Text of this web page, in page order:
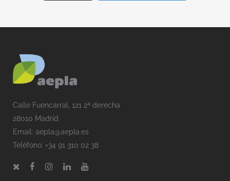
Calle Fuencarral, 121 2ª derecha
28010 Madrid
Email: aepla@aepla.es
Teléfono: +34 91 310 02 38